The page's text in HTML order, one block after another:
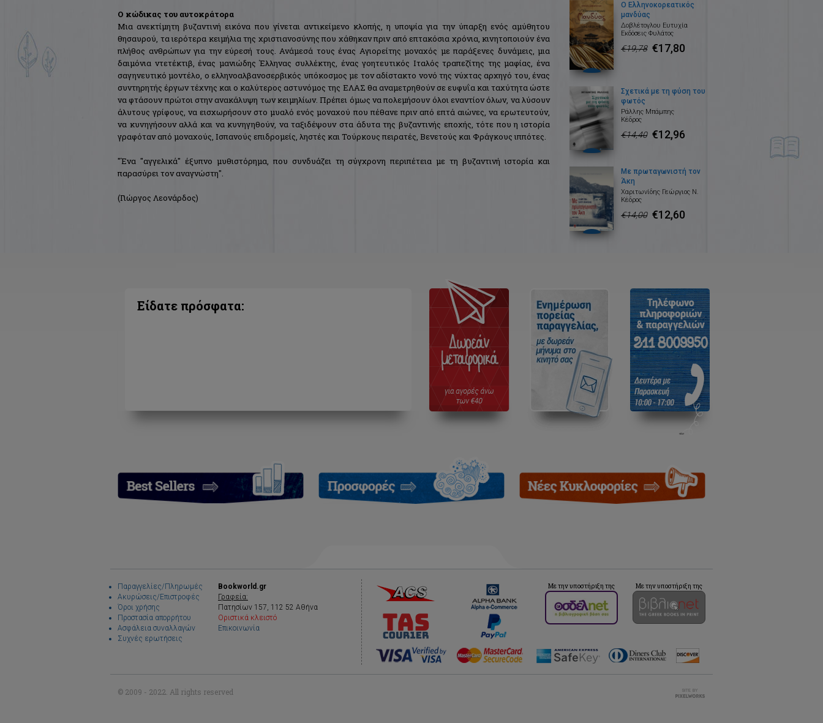
Ο κώδικας του αυτοκράτορα
Μια ανεκτίμητη βυζαντινή εικόνα που γίνεται αντικείμενο κλοπής, η υποψία για την ύπαρξη ενός αμύθητου
θησαυρού, τα ιερότερα κειμήλια της χριστιανοσύνης που χάθηκαν πριν από επτακόσια χρόνια, κινητοποιούν ένα
πλήθος ανθρώπων για την εύρεσή τους. Ανάμεσά τους ένας Αγιορείτης μοναχός με παράξενες δυνάμεις, μια
δαιμόνια ντετέκτιβ, ένας μανιώδης Έλληνας συλλέκτης, ένας γοητευτικός Ιταλός τραπεζίτης της μαφίας, ένα
σαγηνευτικό μοντέλο, ο ελληνοαλβανοσερβικός υπόκοσμος με τον αδίστακτο νονό της νύχτας αρχηγό του, ένας
συντηρητής έργων τέχνης και ο καλύτερος αστυνόμος της ΕΛΑΣ θα αναμετρηθούν σε ευφυΐα και ταχύτητα ώστε
να φτάσουν πρώτοι στην ανακάλυψη των κειμηλίων. Πρέπει όμως να πολεμήσουν όλοι εναντίον όλων, να λύσουν
άλυτους γρίφους, να εισχωρήσουν στο μυαλό ενός μοναχού που πέθανε πριν από επτά αιώνες, να ερωτευτούν,
να κυνηγήσουν αλλά και να κυνηγηθούν, να ταξιδέψουν στα άδυτα της βυζαντινής εποχής, τότε που η ιστορία
γραφόταν από μοναχούς, Ισπανούς επιδρομείς, ληστές και Τούρκους πειρατές, Βενετούς και Φράγκους ιππότες.
"Ένα "αγγελικά" έξυπνο μυθιστόρημα, που συνδυάζει τη σύγχρονη περιπέτεια με τη βυζαντινή ιστορία και
παρασύρει τον αναγνώστη".
(Γιώργος Λεονάρδος)
Ο Ελληνοκορεατικός
μανδύας
Δοβλέτογλου Ευτυχία
Εκδόσεις Φυλάτος
€19,78 €17,80
Σχετικά με τη φύση του
φωτός
Ράλλης Μπάμπης
Κέδρος
€14,40 €12,96
Με πρωταγωνιστή τον
Άκη
Χαριτωνίδης Γεώργιος Ν.
Κέδρος
€14,00 €12,60
Είδατε πρόσφατα:
Παραγγελίες/Πληρωμές
Ακυρώσεις/Επιστροφές
Όροι χρήσης
Προστασία απορρήτου
Ασφάλεια συναλλαγών
Συχνές ερωτήσεις
Bookworld.gr
Γραφεία:
Πατησίων 157, 112 52 Αθήνα
Οριστικά κλειστό
Επικοινωνία
Με την υποστήριξη της Με την υποστήριξη της
© 2009 - 2022. All rights reserved